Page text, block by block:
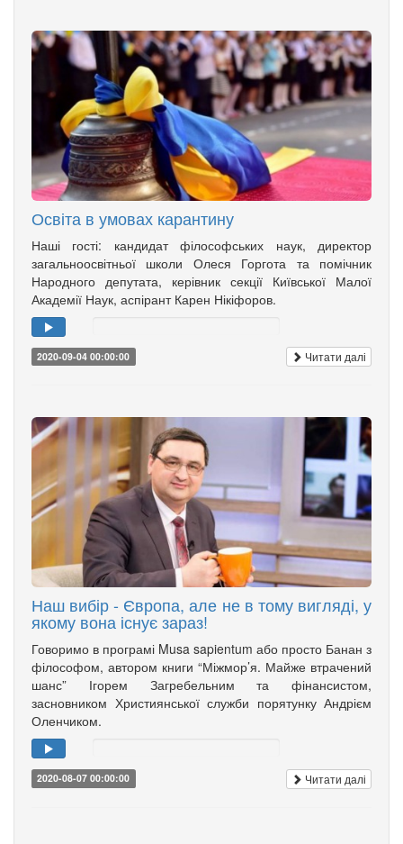
Освіта в умовах карантину
Наші гості: кандидат філософських наук, директор
загальноосвітньої школи Олеся Горгота та помічник
Народного депутата, керівник секції Київської Малої
Академії Наук, аспірант Карен Нікіфоров.
2020-09-04 00:00:00 Читати далі
Наш вибір - Європа, але не в тому вигляді, у
якому вона існує зараз!
Говоримо в програмі Musa sapientum або просто Банан з
філософом, автором книги “Міжмор’я. Майже втрачений
шанс” Ігорем Загребельним та фінансистом,
засновником Християнської служби порятунку Андрієм
Оленчиком.
2020-08-07 00:00:00 Читати далі